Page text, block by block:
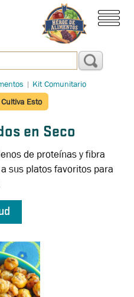
| Kit Comunitario
Cultiva Esto
en Seco
de proteínas y fibra
sus platos favoritos para